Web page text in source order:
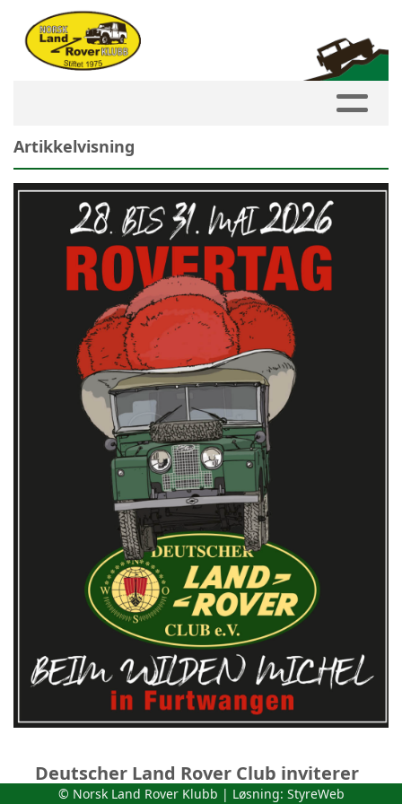
Artikkelvisning
Deutscher Land Rover Club inviterer
© Norsk Land Rover Klubb | Løsning: StyreWeb